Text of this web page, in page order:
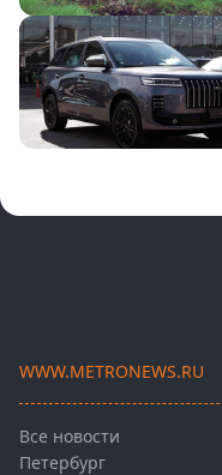
WWW.METRONEWS.RU
Все новости
Петербург